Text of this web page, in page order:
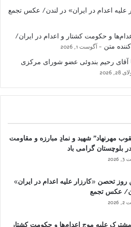
علیه اعدام در ایران» در لندن/ عکس تجمع
و حکومت کشتار و اعدام در ایران/
متن
آگوست 1, 2026
آقای رحیم بندوئی عضو شورای مرکزی
2026
مهرنهاد” شهید و نمادِ مبارزه و مقاومت
بلوچستان گرامی باد
روز تحصن «کارزار علیه اعدام در ایران»
عکس تجمع
مشترک علیه موج اعدام‌ها و حکومت کشتار